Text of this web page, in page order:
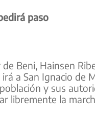
paso
Beni, Hainsen
a San Ignacio de
y sus
libremente la